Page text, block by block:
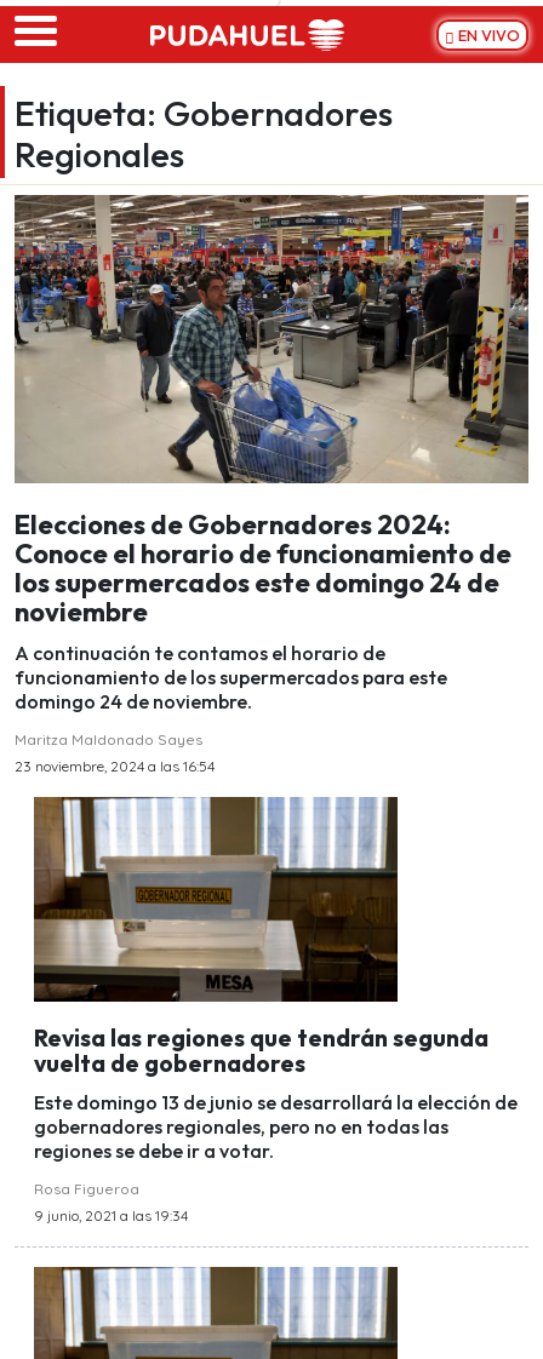
Skip to main content
EN VIVO
Etiqueta: Gobernadores
Regionales
Elecciones de Gobernadores 2024:
Conoce el horario de funcionamiento de
los supermercados este domingo 24 de
noviembre
A continuación te contamos el horario de
funcionamiento de los supermercados para este
domingo 24 de noviembre.
Maritza Maldonado Sayes
23 noviembre, 2024 a las 16:54
Revisa las regiones que tendrán segunda
vuelta de gobernadores
Este domingo 13 de junio se desarrollará la elección de
gobernadores regionales, pero no en todas las
regiones se debe ir a votar.
Rosa Figueroa
9 junio, 2021 a las 19:34